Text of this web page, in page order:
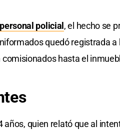
personal policial , el hecho se
quedó registrada a
hasta el
quien relató que al